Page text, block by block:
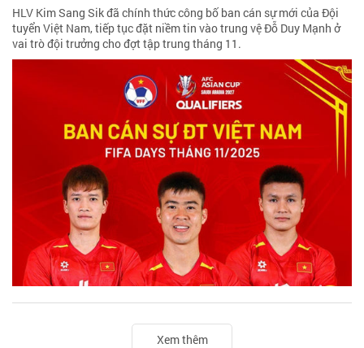
HLV Kim Sang Sik đã chính thức công bố ban cán sự mới của Đội
tuyển Việt Nam, tiếp tục đặt niềm tin vào trung vệ Đỗ Duy Mạnh ở
vai trò đội trưởng cho đợt tập trung tháng 11.
Xem thêm